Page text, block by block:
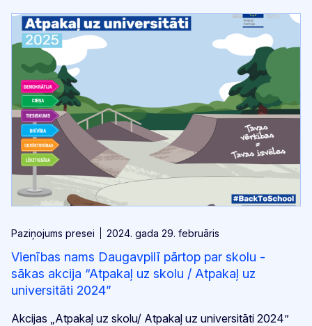
Paziņojums presei 2024. gada 29. februāris
Vienības nams Daugavpilī pārtop par skolu -
sākas akcija “Atpakaļ uz skolu / Atpakaļ uz
universitāti 2024”
Akcijas „Atpakaļ uz skolu/ Atpakaļ uz universitāti 2024”